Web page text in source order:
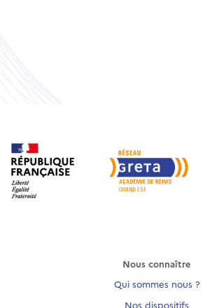
Nous connaître
Qui sommes nous ?
Nos dispositifs